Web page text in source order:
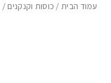
עמוד הבית/ כוסות וקנקנים /